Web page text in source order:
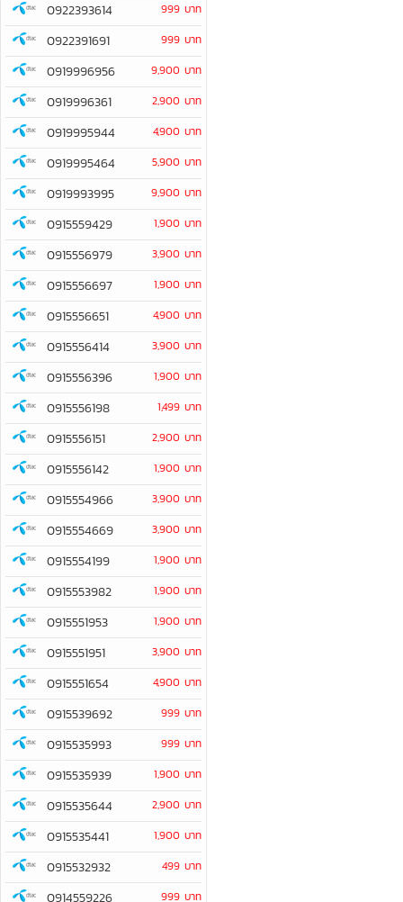
0922393614 999 บาท
0922391691 999 บาท
0919996956 9,900 บาท
0919996361 2,900 บาท
0919995944 4,900 บาท
0919995464 5,900 บาท
0919993995 9,900 บาท
0915559429 1,900 บาท
0915556979 3,900 บาท
0915556697 1,900 บาท
0915556651 4,900 บาท
0915556414 3,900 บาท
0915556396 1,900 บาท
0915556198 1,499 บาท
0915556151 2,900 บาท
0915556142 1,900 บาท
0915554966 3,900 บาท
0915554669 3,900 บาท
0915554199 1,900 บาท
0915553982 1,900 บาท
0915551953 1,900 บาท
0915551951 3,900 บาท
0915551654 4,900 บาท
0915539692 999 บาท
0915535993 999 บาท
0915535939 1,900 บาท
0915535644 2,900 บาท
0915535441 1,900 บาท
0915532932 499 บาท
0914559226 999 บาท